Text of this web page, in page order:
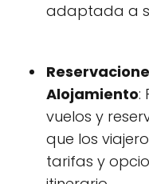
adaptada a
Alojamiento:
vuelos y
que los
tarifas y